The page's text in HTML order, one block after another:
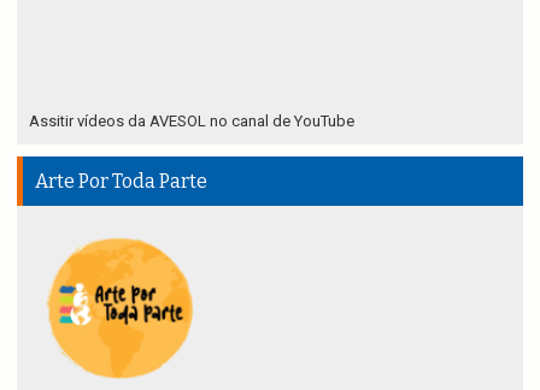
Assitir vídeos da AVESOL no canal de YouTube
Arte Por Toda Parte